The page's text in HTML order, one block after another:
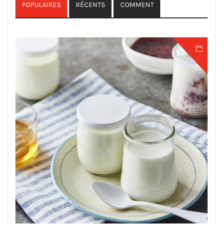
POPULAIRES RÉCENTS COMMENT